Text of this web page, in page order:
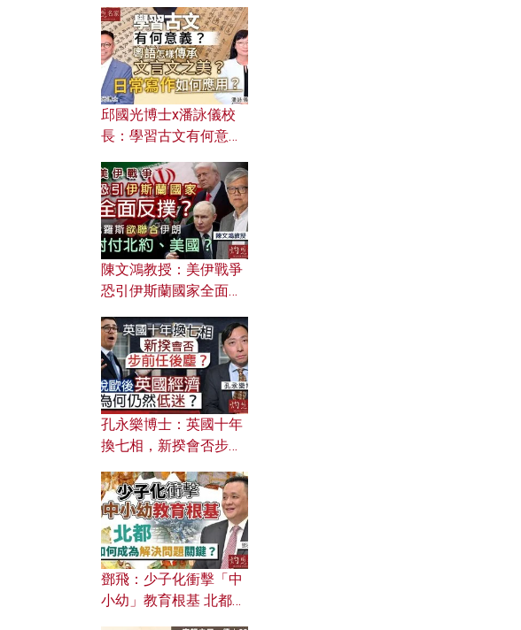
風險攻擊美軍，背後有
何盤算？
邱國光博士x潘詠儀校
長：學習古文有何意
文之美？ 日常寫作如何
應用？
陳文鴻教授：美伊戰爭
恐引伊斯蘭國家全面反
對付北約美國？
孔永樂博士：英國十年
換七相，新揆會否步前
濟為何仍然低迷？
鄧飛：少子化衝擊「中
小幼」教育根基 北都如